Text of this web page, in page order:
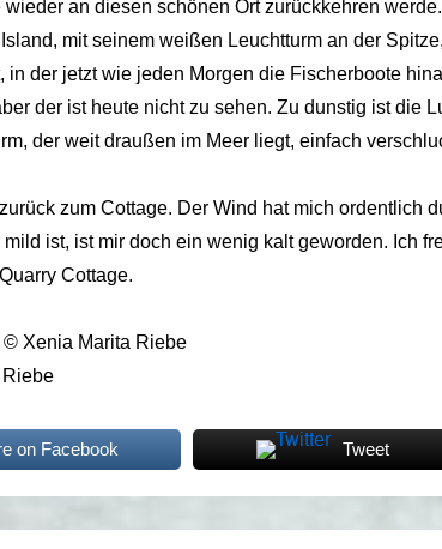
wieder an diesen schönen Ort zurückkehren
mit seinem weißen Leuchtturm an der
in der jetzt wie jeden Morgen die Fischerboote
der ist heute nicht zu sehen. Zu dunstig ist die
der weit draußen im Meer liegt, einfach
zum Cottage. Der Wind hat mich ordentlich
mild ist, ist mir doch ein wenig kalt geworden. Ich
Cottage.
© Xenia Marita Riebe
on Facebook Tweet